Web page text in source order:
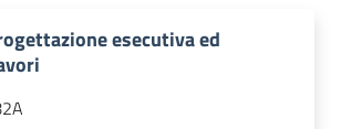
esecutiva ed